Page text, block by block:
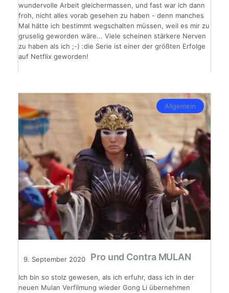
wundervolle Arbeit gleichermassen, und fast war ich dann
froh, nicht alles vorab gesehen zu haben - denn manches
Mal hätte ich bestimmt wegschalten müssen, weil es mir zu
gruselig geworden wäre... Viele scheinen stärkere Nerven
zu haben als ich ;-) :die Serie ist einer der größten Erfolge
auf Netflix geworden!
Allgemein
9. September 2020 Pro und Contra MULAN
Ich bin so stolz gewesen, als ich erfuhr, dass ich in der
neuen Mulan Verfilmung wieder Gong Li übernehmen